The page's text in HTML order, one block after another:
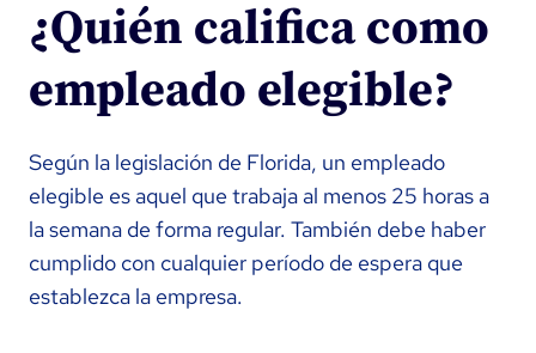
¿Quién califica como
empleado elegible?
Según la legislación de Florida, un empleado
elegible es aquel que trabaja al menos 25 horas a
la semana de forma regular. También debe haber
cumplido con cualquier período de espera que
establezca la empresa.